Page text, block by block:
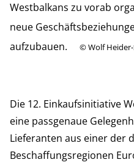
Westbalkans zu vorab
neue
aufzubauen.
©Wolf
Die 12. Einkaufsinitiative
eine passgenaue
Lieferanten aus einer der
Beschaffungsregionen